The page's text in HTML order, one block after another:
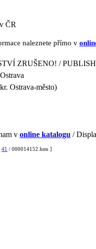
ČR
naleznete přímo v
ZRUŠENO! /
Ostrava-město)
v online katalogu /
41 / 000014152.htm ]